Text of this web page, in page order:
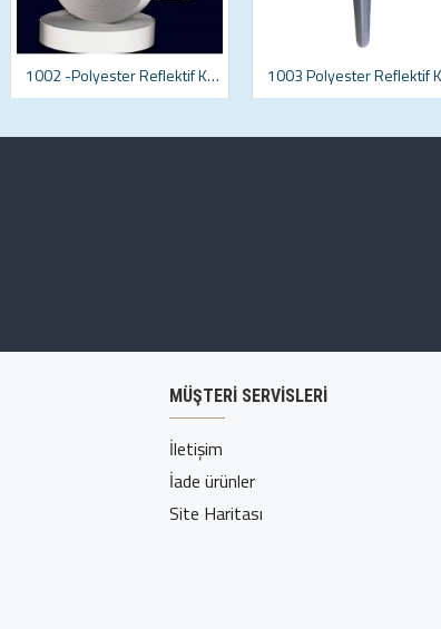
1002 -Polyester Reflektif Kumaş
MÜŞTERI SERVISLERI
İletişim
İade ürünler
Site Haritası